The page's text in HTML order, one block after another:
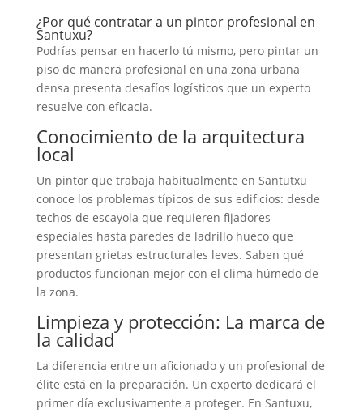
¿Por qué contratar a un pintor profesional en
Santuxu?
Podrías pensar en hacerlo tú mismo, pero pintar un
piso de manera profesional en una zona urbana
densa presenta desafíos logísticos que un experto
resuelve con eficacia.
Conocimiento de la arquitectura
local
Un pintor que trabaja habitualmente en Santutxu
conoce los problemas típicos de sus edificios: desde
techos de escayola que requieren fijadores
especiales hasta paredes de ladrillo hueco que
presentan grietas estructurales leves. Saben qué
productos funcionan mejor con el clima húmedo de
la zona.
Limpieza y protección: La marca de
la calidad
La diferencia entre un aficionado y un profesional de
élite está en la preparación. Un experto dedicará el
primer día exclusivamente a proteger. En Santuxu,